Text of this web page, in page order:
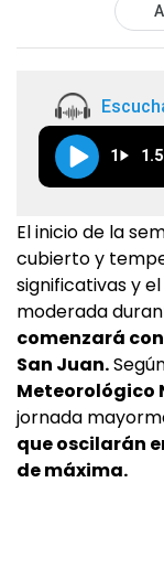
1 1.5
El inicio de la
cubierto y
significativas y
moderada
comenzará
San Juan.
Meteorológico
jornada
que oscilarán
de máxima.